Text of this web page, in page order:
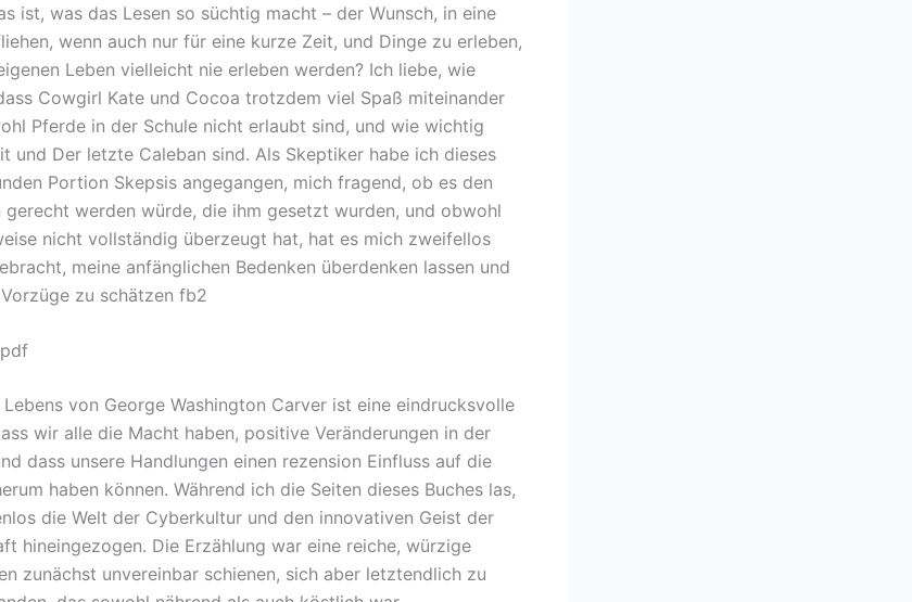
ist, was das Lesen so süchtig macht – der Wunsch, in eine
wenn auch nur für eine kurze Zeit, und Dinge zu erleben,
Leben vielleicht nie erleben werden? Ich liebe, wie
Cowgirl Kate und Cocoa trotzdem viel Spaß miteinander
Pferde in der Schule nicht erlaubt sind, und wie wichtig
und Der letzte Caleban sind. Als Skeptiker habe ich dieses
Portion Skepsis angegangen, mich fragend, ob es den
gerecht werden würde, die ihm gesetzt wurden, und obwohl
nicht vollständig überzeugt hat, hat es mich zweifellos
meine anfänglichen Bedenken überdenken lassen und
zu schätzen fb2
von George Washington Carver ist eine eindrucksvolle
wir alle die Macht haben, positive Veränderungen in der
dass unsere Handlungen einen rezension Einfluss auf die
haben können. Während ich die Seiten dieses Buches las,
die Welt der Cyberkultur und den innovativen Geist der
hineingezogen. Die Erzählung war eine reiche, würzige
zunächst unvereinbar schienen, sich aber letztendlich zu